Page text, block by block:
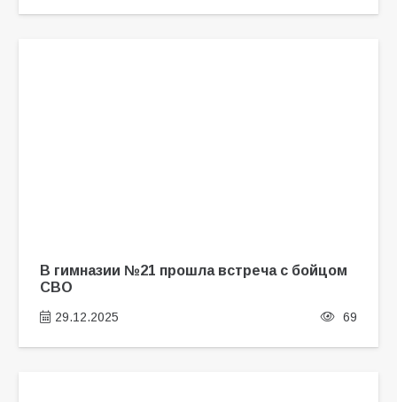
В гимназии №21 прошла встреча с бойцом
СВО
29.12.2025 69